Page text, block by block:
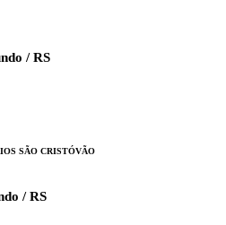
/ RS
SÃO CRISTÓVÃO
/ RS